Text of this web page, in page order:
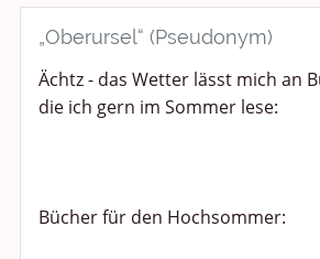
„Oberursel“ (Pseudonym)
Ächtz - das Wetter lässt mich an
die ich gern im Sommer lese:
Bücher für den Hochsommer: